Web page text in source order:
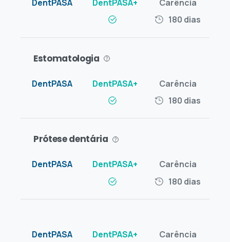
180 dias
Estomatologia
180 dias
Prótese dentária
180 dias